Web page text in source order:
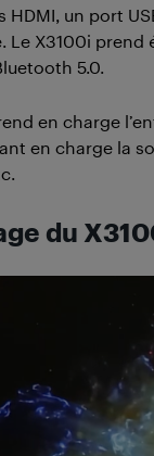
un port
Le X3100i prend
5.0.
en charge
en charge la
du